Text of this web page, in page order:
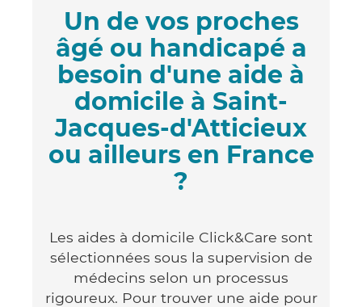
Un de vos proches
âgé ou handicapé a
besoin d'une aide à
domicile à Saint-
Jacques-d'Atticieux
ou ailleurs en France
?
Les aides à domicile Click&Care sont
sélectionnées sous la supervision de
médecins selon un processus
rigoureux. Pour trouver une aide pour